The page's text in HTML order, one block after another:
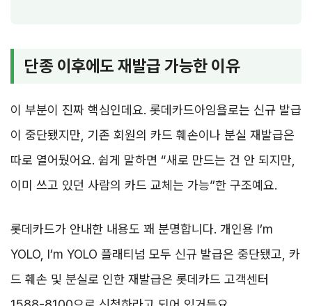
단종 이후에도 재발급 가능한 이유
이 부분이 진짜 핵심인데요. 롯데카드아임욜로는 신규 발급
이 중단됐지만, 기존 회원의 카드 훼손이나 분실 재발급은
따로 열어뒀어요. 쉽게 말하면 “새로 만드는 건 안 되지만,
이미 쓰고 있던 사람의 카드 교체는 가능”한 구조예요.
롯데카드가 안내한 내용도 꽤 분명합니다. 개인용 I’m
YOLO, I’m YOLO 플래티넘 모두 신규 발급은 중단됐고, 카
드 훼손 및 분실로 인한 재발급은 롯데카드 고객센터